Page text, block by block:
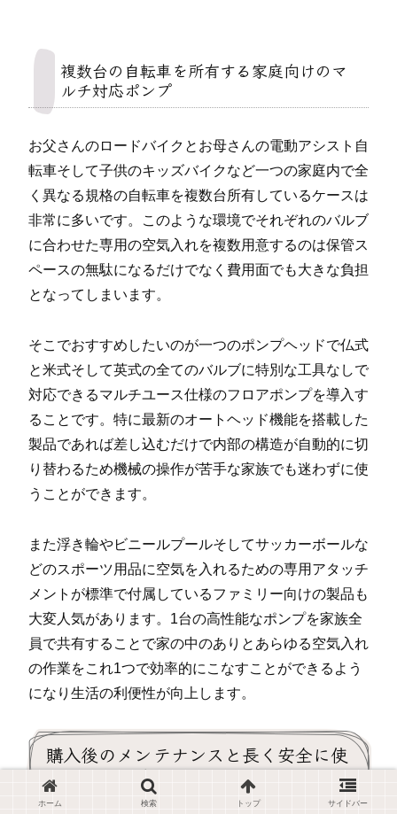
複数台の自転車を所有する家庭向けのマ
ルチ対応ポンプ
お父さんのロードバイクとお母さんの電動アシスト自
転車そして子供のキッズバイクなど一つの家庭内で全
く異なる規格の自転車を複数台所有しているケースは
非常に多いです。このような環境でそれぞれのバルブ
に合わせた専用の空気入れを複数用意するのは保管ス
ペースの無駄になるだけでなく費用面でも大きな負担
となってしまいます。
そこでおすすめしたいのが一つのポンプヘッドで仏式
と米式そして英式の全てのバルブに特別な工具なしで
対応できるマルチユース仕様のフロアポンプを導入す
ることです。特に最新のオートヘッド機能を搭載した
製品であれば差し込むだけで内部の構造が自動的に切
り替わるため機械の操作が苦手な家族でも迷わずに使
うことができます。
また浮き輪やビニールプールそしてサッカーボールな
どのスポーツ用品に空気を入れるための専用アタッチ
メントが標準で付属しているファミリー向けの製品も
大変人気があります。1台の高性能なポンプを家族全
員で共有することで家の中のありとあらゆる空気入れ
の作業をこれ1つで効率的にこなすことができるよう
になり生活の利便性が向上します。
購入後のメンテナンスと長く安全に使
い続ける秘訣
ホーム 検索 トップ サイドバー